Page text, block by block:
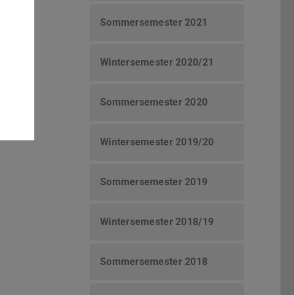
Sommersemester 2021
Wintersemester 2020/21
Sommersemester 2020
Wintersemester 2019/20
Sommersemester 2019
Wintersemester 2018/19
Sommersemester 2018